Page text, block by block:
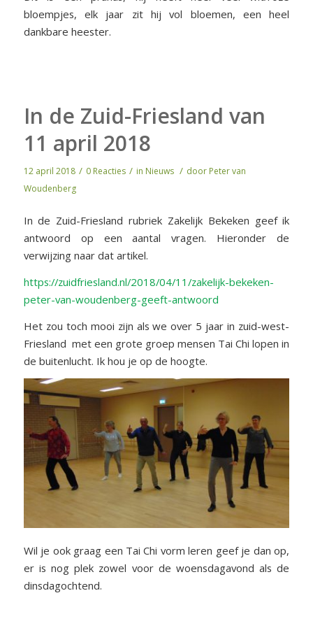
bloempjes, elk jaar zit hij vol bloemen, een heel
dankbare heester.
In de Zuid-Friesland van
11 april 2018
12 april 2018 / 0 Reacties / in Nieuws / door Peter van
Woudenberg
In de Zuid-Friesland rubriek Zakelijk Bekeken geef ik
antwoord op een aantal vragen. Hieronder de
verwijzing naar dat artikel.
https://zuidfriesland.nl/2018/04/11/zakelijk-bekeken-
peter-van-woudenberg-geeft-antwoord
Het zou toch mooi zijn als we over 5 jaar in zuid-west-
Friesland met een grote groep mensen Tai Chi lopen in
de buitenlucht. Ik hou je op de hoogte.
Wil je ook graag een Tai Chi vorm leren geef je dan op,
er is nog plek zowel voor de woensdagavond als de
dinsdagochtend.